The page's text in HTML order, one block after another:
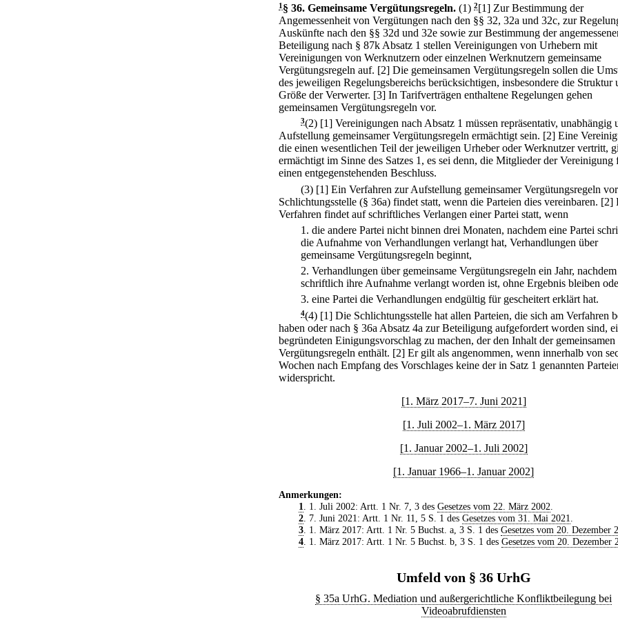
1 § 36. Gemeinsame Vergütungsregeln. (1) 2[1] Zur Bestimmung der
Angemessenheit von Vergütungen nach den §§ 32, 32a und 32c, zur
Auskünfte nach den §§ 32d und 32e sowie zur Bestimmung der
Beteiligung nach § 87k Absatz 1 stellen Vereinigungen von Urhebern mit
Vereinigungen von Werknutzern oder einzelnen Werknutzern gemeinsame
Vergütungsregeln auf. [2] Die gemeinsamen Vergütungsregeln sollen die
des jeweiligen Regelungsbereichs berücksichtigen, insbesondere die Struktur
Größe der Verwerter. [3] In Tarifverträgen enthaltene Regelungen gehen
gemeinsamen Vergütungsregeln vor.
3(2) [1] Vereinigungen nach Absatz 1 müssen repräsentativ, unabhängig
Aufstellung gemeinsamer Vergütungsregeln ermächtigt sein. [2] Eine
die einen wesentlichen Teil der jeweiligen Urheber oder Werknutzer vertritt,
ermächtigt im Sinne des Satzes 1, es sei denn, die Mitglieder der Vereinigung
einen entgegenstehenden Beschluss.
(3) [1] Ein Verfahren zur Aufstellung gemeinsamer Vergütungsregeln
Schlichtungsstelle (§ 36a) findet statt, wenn die Parteien dies vereinbaren. [2]
Verfahren findet auf schriftliches Verlangen einer Partei statt, wenn
1. die andere Partei nicht binnen drei Monaten, nachdem eine Partei
die Aufnahme von Verhandlungen verlangt hat, Verhandlungen über
gemeinsame Vergütungsregeln beginnt,
2. Verhandlungen über gemeinsame Vergütungsregeln ein Jahr, nachdem
schriftlich ihre Aufnahme verlangt worden ist, ohne Ergebnis bleiben
3. eine Partei die Verhandlungen endgültig für gescheitert erklärt hat.
4(4) [1] Die Schlichtungsstelle hat allen Parteien, die sich am Verfahren
haben oder nach § 36a Absatz 4a zur Beteiligung aufgefordert worden sind,
begründeten Einigungsvorschlag zu machen, der den Inhalt der gemeinsamen
Vergütungsregeln enthält. [2] Er gilt als angenommen, wenn innerhalb von
Wochen nach Empfang des Vorschlages keine der in Satz 1 genannten
widerspricht.
[1. März 2017–7. Juni 2021]
[1. Juli 2002–1. März 2017]
[1. Januar 2002–1. Juli 2002]
[1. Januar 1966–1. Januar 2002]
Anmerkungen:
1
. 1. Juli 2002: Artt. 1 Nr. 7, 3 des Gesetzes vom 22. März 2002
2. 7. Juni 2021: Artt. 1 Nr. 11, 5 S. 1 des Gesetzes vom 31. Mai 2021
3. 1. März 2017: Artt. 1 Nr. 5 Buchst. a, 3 S. 1 des Gesetzes vom 20. Dezember
4. 1. März 2017: Artt. 1 Nr. 5 Buchst. b, 3 S. 1 des Gesetzes vom 20. Dezember
Umfeld von § 36 UrhG
§ 35a UrhG. Mediation und außergerichtliche Konfliktbeilegung bei
Videoabrufdiensten